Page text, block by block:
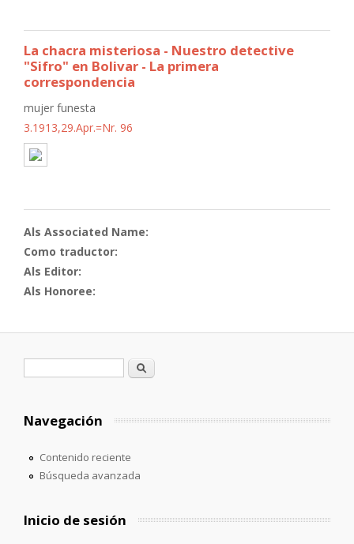
La chacra misteriosa - Nuestro detective
"Sifro" en Bolivar - La primera
correspondencia
mujer funesta
3.1913,29.Apr.=Nr. 96
Als Associated Name:
Como traductor:
Als Editor:
Als Honoree:
Formulario de búsqueda
Buscar
Navegación
Contenido reciente
Búsqueda avanzada
Inicio de sesión